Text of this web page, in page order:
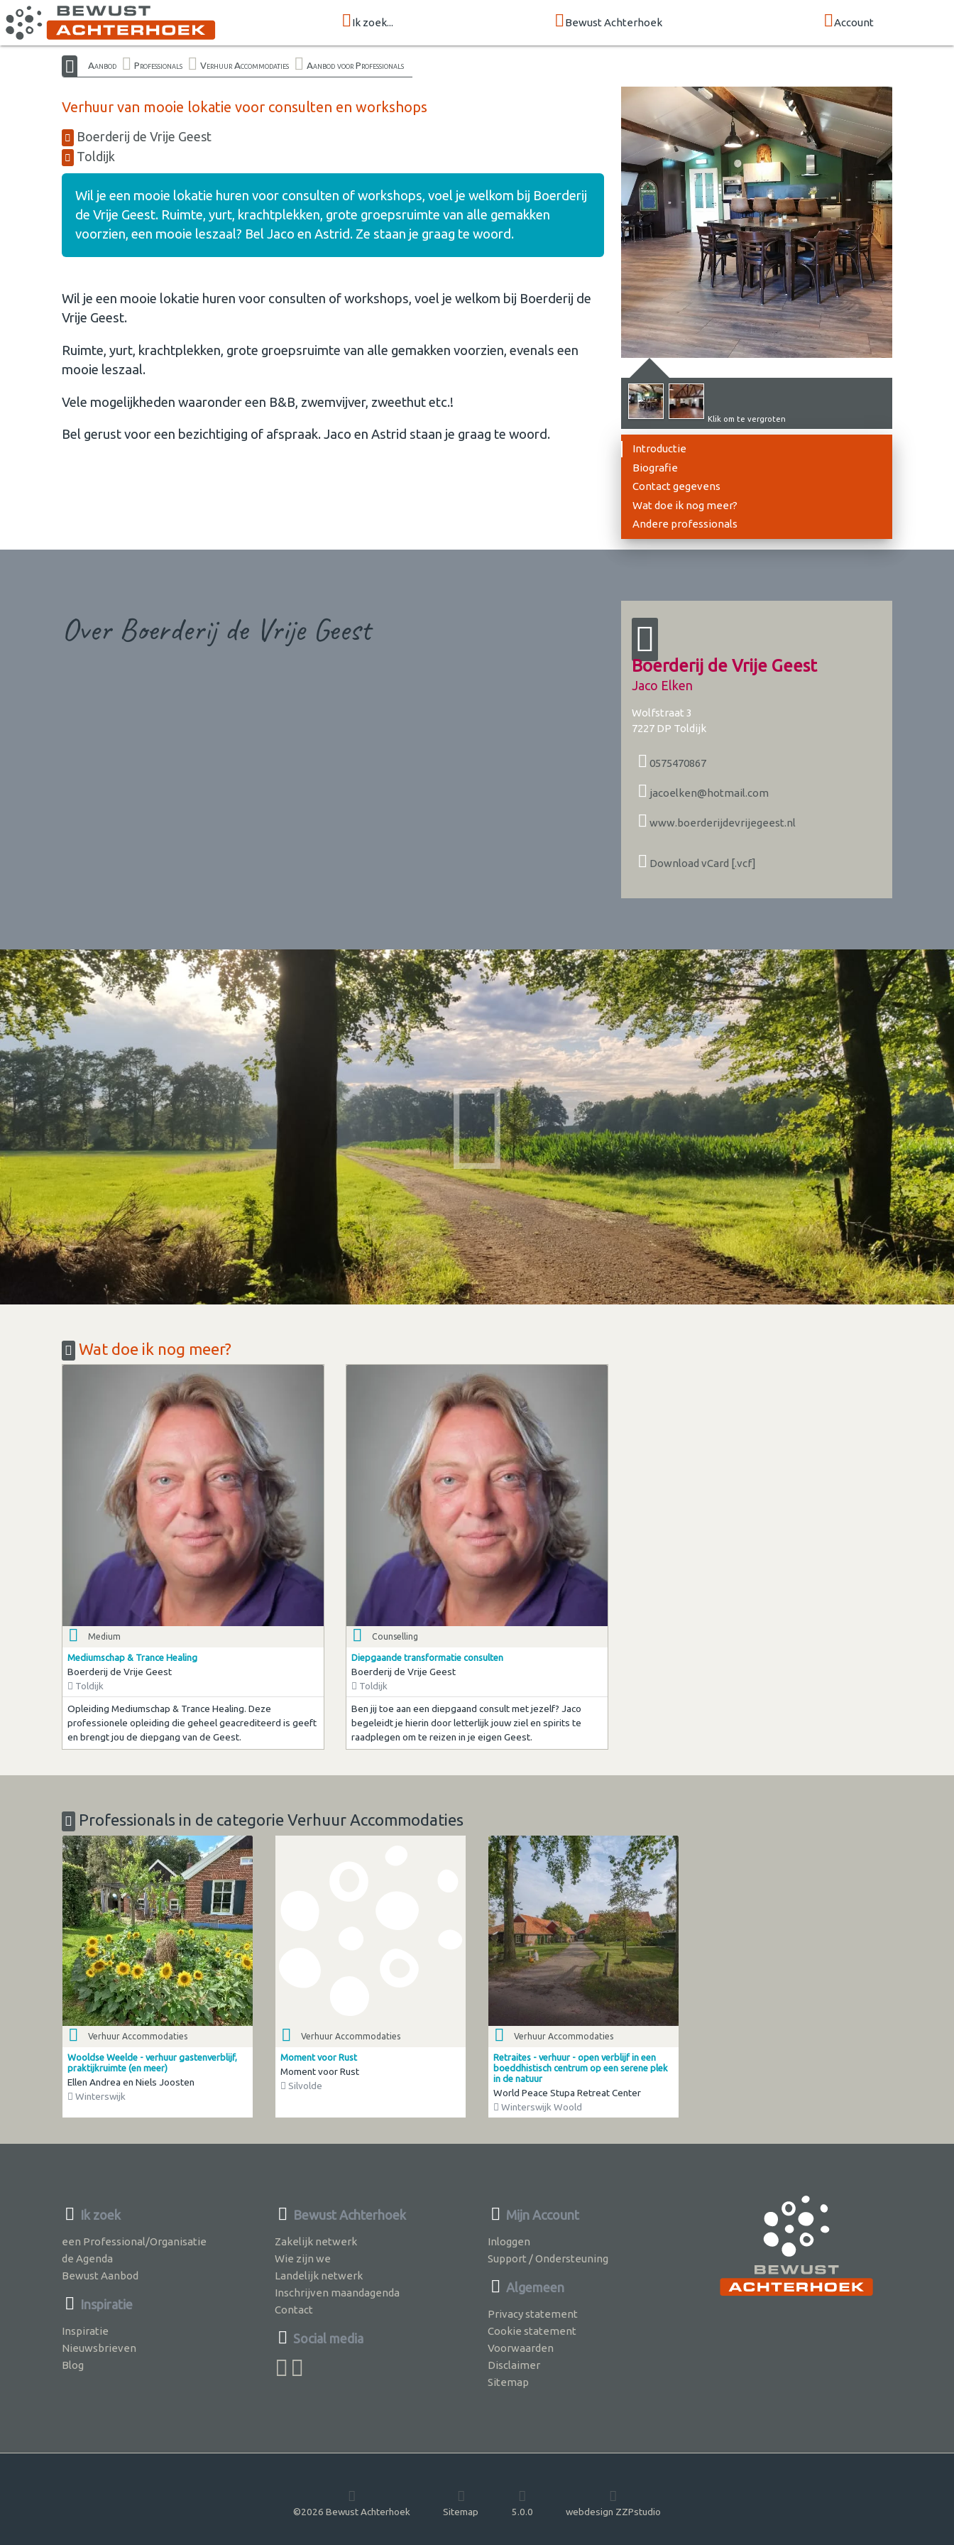
Ik zoek... Bewust Achterhoek Account
Aanbod Professionals Verhuur Accommodaties Aanbod voor Professionals
Verhuur van mooie lokatie voor consulten en workshops
Boerderij de Vrije Geest
Toldijk
Wil je een mooie lokatie huren voor consulten of workshops, voel je welkom bij Boerderij
de Vrije Geest. Ruimte, yurt, krachtplekken, grote groepsruimte van alle gemakken
voorzien, een mooie leszaal? Bel Jaco en Astrid. Ze staan je graag te woord.
​Wil je een mooie lokatie huren voor consulten of workshops, voel je welkom bij Boerderij de
Vrije Geest.
Ruimte, yurt, krachtplekken, grote groepsruimte van alle gemakken voorzien, evenals een
mooie leszaal.
Vele mogelijkheden waaronder een B&B, zwemvijver, zweethut etc.!
Bel gerust voor een bezichtiging of afspraak. Jaco en Astrid staan je graag te woord.
Klik om te vergroten
Introductie
Biografie
Contact gegevens
Wat doe ik nog meer?
Andere professionals
Over Boerderij de Vrije Geest
Boerderij de Vrije Geest
Jaco Elken
Wolfstraat 3
7227 DP Toldijk
0575470867
jacoelken@hotmail.com
www.boerderijdevrijegeest.nl
Download vCard [.vcf]
Wat doe ik nog meer?
Medium
Mediumschap & Trance Healing
Boerderij de Vrije Geest
Toldijk
Opleiding Mediumschap & Trance Healing. Deze
professionele opleiding die geheel geacrediteerd is geeft
en brengt jou de diepgang van de Geest.
Counselling
Diepgaande transformatie consulten
Boerderij de Vrije Geest
Toldijk
Ben jij toe aan een diepgaand consult met jezelf? Jaco
begeleidt je hierin door letterlijk jouw ziel en spirits te
raadplegen om te reizen in je eigen Geest.
Professionals in de categorie Verhuur Accommodaties
Verhuur Accommodaties
Wooldse Weelde - verhuur gastenverblijf,
praktijkruimte (en meer)
Ellen Andrea en Niels Joosten
Winterswijk
Verhuur Accommodaties
Moment voor Rust
Moment voor Rust
Silvolde
Verhuur Accommodaties
Retraites - verhuur - open verblijf in een
boeddhistisch centrum op een serene plek
in de natuur
World Peace Stupa Retreat Center
Winterswijk Woold
Ik zoek
een Professional/Organisatie
de Agenda
Bewust Aanbod
Inspiratie
Inspiratie
Nieuwsbrieven
Blog
Bewust Achterhoek
Zakelijk netwerk
Wie zijn we
Landelijk netwerk
Inschrijven maandagenda
Contact
Social media
Mijn Account
Inloggen
Support / Ondersteuning
Algemeen
Privacy statement
Cookie statement
Voorwaarden
Disclaimer
Sitemap
©2026 Bewust Achterhoek Sitemap 5.0.0 webdesign ZZPstudio